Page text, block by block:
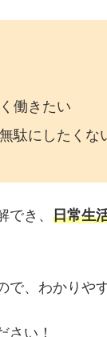
働きたい
駄にしたくな
き、 日常生
で、わかりや
さい！